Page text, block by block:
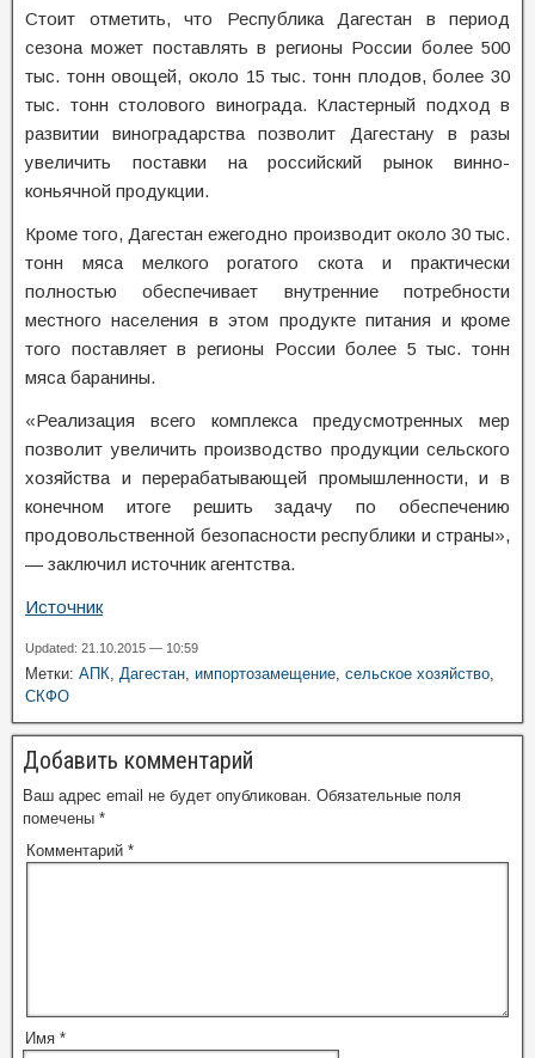
Стоит отметить, что Республика Дагестан в период
сезона может поставлять в регионы России более 500
тыс. тонн овощей, около 15 тыс. тонн плодов, более 30
тыс. тонн столового винограда. Кластерный подход в
развитии виноградарства позволит Дагестану в разы
увеличить поставки на российский рынок винно-
коньячной продукции.
Кроме того, Дагестан ежегодно производит около 30 тыс.
тонн мяса мелкого рогатого скота и практически
полностью обеспечивает внутренние потребности
местного населения в этом продукте питания и кроме
того поставляет в регионы России более 5 тыс. тонн
мяса баранины.
«Реализация всего комплекса предусмотренных мер
позволит увеличить производство продукции сельского
хозяйства и перерабатывающей промышленности, и в
конечном итоге решить задачу по обеспечению
продовольственной безопасности республики и страны»,
— заключил источник агентства.
Источник
Updated: 21.10.2015 — 10:59
Метки: АПК, Дагестан, импортозамещение, сельское хозяйство,
СКФО
Добавить комментарий
Ваш адрес email не будет опубликован. Обязательные поля
помечены *
Комментарий *
Имя *